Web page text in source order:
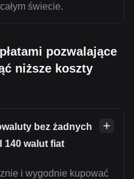
świecie.
pozwalające
niższe koszty
bez żadnych
140 walut fiat
i wygodnie kupować